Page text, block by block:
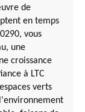
de
en temps
vous
une
croissance
à LTC
verts